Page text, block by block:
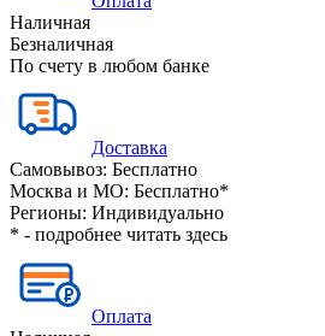
Наличная
Безналичная
По счету в любом банке
Доставка
Самовывоз: Бесплатно
Москва и МО: Бесплатно*
Регионы: Индивидуально
* - подробнее читать здесь
Оплата